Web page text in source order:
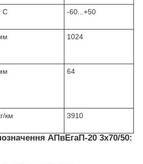
С -60...+50
1024
64
км 3910
АПвЕгаП‑20 3х70/50: